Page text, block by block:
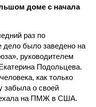
доме с начала
раз по
дело было заведено на
руководителем
Подольцева.
как только
забыла о своей
на ПМЖ в США.